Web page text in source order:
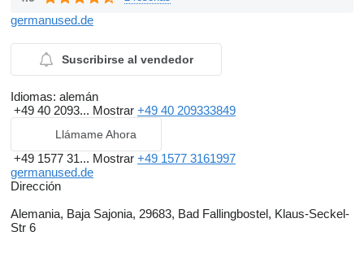
germanused.de
Suscribirse al vendedor
Idiomas: alemán
+49 40 2093... Mostrar +49 40 209333849
Llámame Ahora
+49 1577 31... Mostrar +49 1577 3161997
germanused.de
Dirección
Alemania, Baja Sajonia, 29683, Bad Fallingbostel, Klaus-Seckel-
Str 6